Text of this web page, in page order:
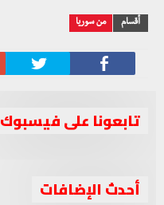
أقسام من سوريا
تابعونا على فيسبوك
أحدث الإضافات